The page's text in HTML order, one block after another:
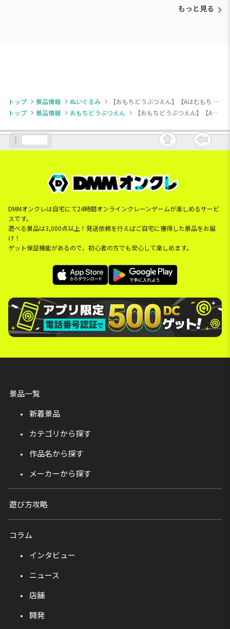
もっと見る
トップ 景品情報 ぬいぐるみ
【おもちどうぶつえん】【Aはむもち みかん】おもちどうぶつえん GRAN＋ぬいぐるみ はむもち みかん＆いちごみるく
トップ
景品情報 おもちどうぶつえん 【おもちどうぶつえん】【Aはむもち みかん】おもちどうぶつえん GRAN＋ぬいぐるみ はむもち みかん＆いちごみるく
DMMオンクレは自宅にて24時間オンラインクレーンゲームが楽しめるサービ
スです。
遊べる景品は3,000点以上！発送依頼を行えばご自宅に獲得した景品をお届
け！
ゲット保証機能があるので、初心者の方でも安心して楽しめます。
景品一覧
新着景品
カテゴリから探す
作品名から探す
メーカーから探す
遊び方攻略
コラム
インタビュー
ニュース
店舗
開発